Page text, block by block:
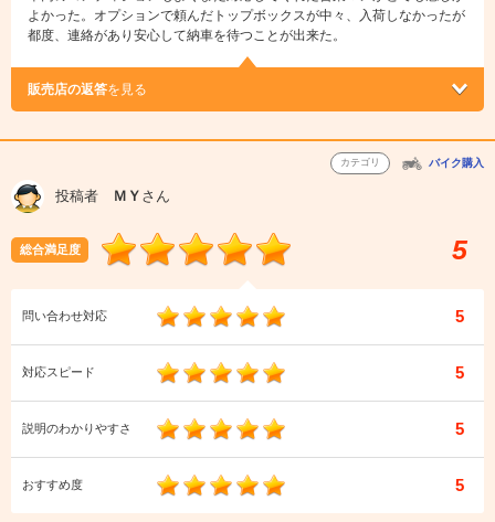
よかった。オプションで頼んだトップボックスが中々、入荷しなかったが
都度、連絡があり安心して納車を待つことが出来た。
販売店の返答を見る
カテゴリ バイク購入
投稿者 ＭＹ さん
総合満足度 5
問い合わせ対応 5
対応スピード 5
説明のわかりやすさ 5
おすすめ度 5